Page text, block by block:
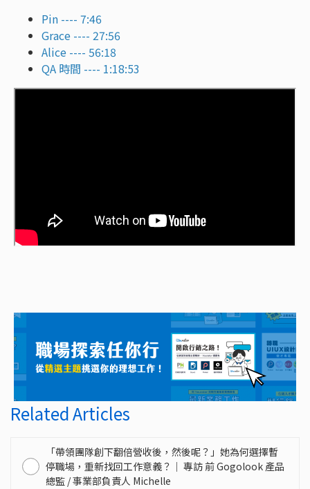
Pin ---- 7:46
Grace ---- 27:56
Alice ---- 56:18
QA 時間 ---- 1:18:53
Related Articles
「帶領團隊創下翻倍營收後，然後呢？」她為何選擇暫
停職場，重新找回工作意義？｜ 專訪 前 Gogolook 產品
總監 / 事業部負責人 Michelle